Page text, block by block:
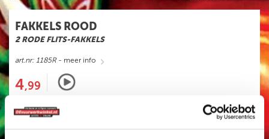
NIEUW
GBV
FUNKE
EVOLUTION
ST8MENT
SPINNERS
FAKKELS ROOD
2 RODE FLITS-FAKKELS
art.nr: 1185R- meer info
4,99